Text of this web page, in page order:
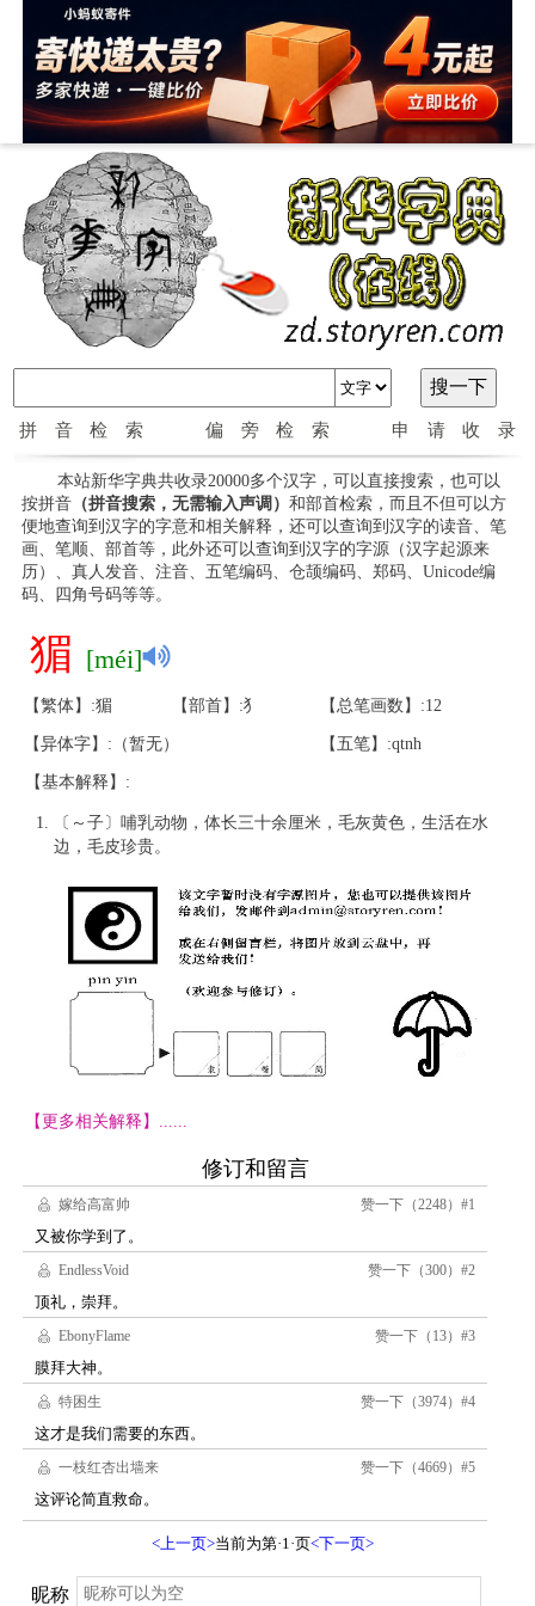
拼音检索 偏旁检索 申请收录
本站新华字典共收录20000多个汉字，可以直接搜索，也可以
按拼音（拼音搜索，无需输入声调） 和部首检索，而且不但可以方
便地查询到汉字的字意和相关解释，还可以查询到汉字的读音、笔
画、笔顺、部首等，此外还可以查询到汉字的字源（汉字起源来
历）、真人发音、注音、五笔编码、仓颉编码、郑码、Unicode编
码、四角号码等等。
猸 [méi]
【繁体】:猸 【部首】:犭 【总笔画数】:12
【异体字】:（暂无） 【五笔】:qtnh
【基本解释】:
〔～子〕哺乳动物，体长三十余厘米，毛灰黄色，生活在水
边，毛皮珍贵。
【更多相关解释】......